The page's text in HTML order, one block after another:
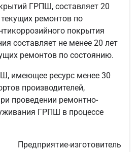
ГРПШ, составляет 20
ремонтов по
покрытия
составляет не менее 20 лет
ремонтов по состоянию.
имеющее ресурс менее 30
производителей,
проведении ремонтно-
ГРПШ в процессе
изготовитель